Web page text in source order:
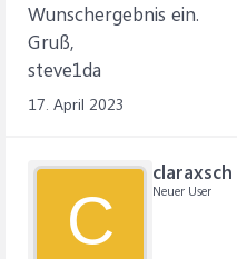
Wunschergebnis ein.
Gruß,
steve1da
17. April 2023
C
claraxsch
Neuer User